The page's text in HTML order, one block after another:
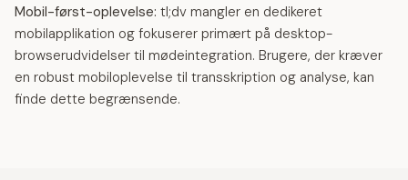
Mobil-først-oplevelse: tl;dv mangler en dedikeret
mobilapplikation og fokuserer primært på desktop-
browserudvidelser til mødeintegration. Brugere, der kræver
en robust mobiloplevelse til transskription og analyse, kan
finde dette begrænsende.